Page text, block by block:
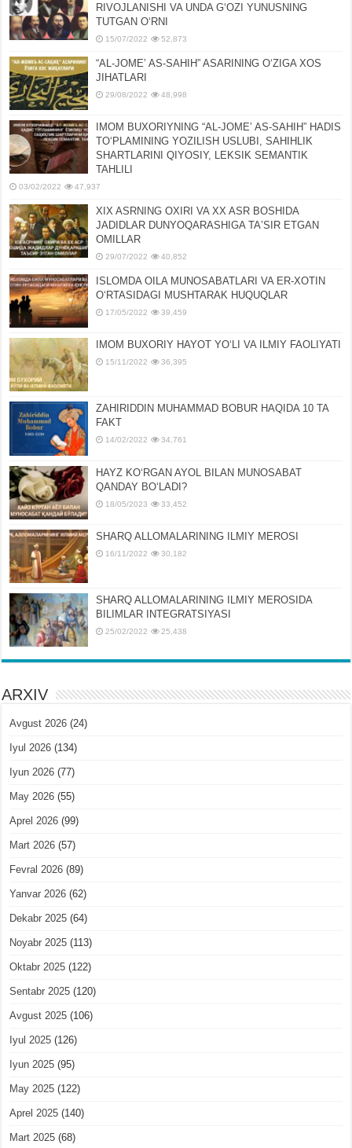
RIVOJLANISHI VA UNDA GʻOZI YUNUSNING
TUTGAN OʻRNI
15/07/2022 52,873
“AL-JOMEʼ AS-SAHIH” ASARINING OʻZIGA XOS
JIHATLARI
29/08/2022 48,998
IMOM BUXORIYNING “AL-JOMEʼ AS-SAHIH” HADIS
TOʻPLAMINING YOZILISH USLUBI, SAHIHLIK
SHARTLARINI QIYOSIY, LЕKSIK SЕMANTIK
TAHLILI
03/02/2022 47,937
XIX ASRNING OXIRI VA XX ASR BOSHIDA
JADIDLAR DUNYOQARASHIGA TAʼSIR ETGAN
OMILLAR
29/07/2022 40,852
ISLOMDA OILA MUNOSABATLARI VA ER-XOTIN
OʻRTASIDAGI MUSHTARAK HUQUQLAR
17/05/2022 39,459
IMOM BUXORIY HAYOT YOʻLI VA ILMIY FAOLIYATI
15/11/2022 36,395
ZAHIRIDDIN MUHAMMAD BOBUR HAQIDA 10 TA
FAKT
14/02/2022 34,761
HAYZ KOʻRGAN AYOL BILAN MUNOSABAT
QANDAY BOʻLADI?
18/05/2023 33,452
SHARQ ALLOMALARINING ILMIY MEROSI
16/11/2022 30,182
SHARQ ALLOMALARINING ILMIY MЕROSIDA
BILIMLAR INTЕGRATSIYASI
25/02/2022 25,438
ARXIV
Avgust 2026 (24)
Iyul 2026 (134)
Iyun 2026 (77)
May 2026 (55)
Aprel 2026 (99)
Mart 2026 (57)
Fevral 2026 (89)
Yanvar 2026 (62)
Dekabr 2025 (64)
Noyabr 2025 (113)
Oktabr 2025 (122)
Sentabr 2025 (120)
Avgust 2025 (106)
Iyul 2025 (126)
Iyun 2025 (95)
May 2025 (122)
Aprel 2025 (140)
Mart 2025 (68)